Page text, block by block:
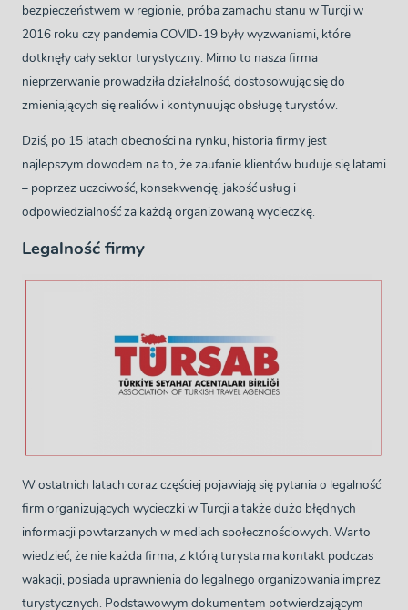
bezpieczeństwem w regionie, próba zamachu stanu w Turcji w
2016 roku czy pandemia COVID-19 były wyzwaniami, które
dotknęły cały sektor turystyczny. Mimo to nasza firma
nieprzerwanie prowadziła działalność, dostosowując się do
zmieniających się realiów i kontynuując obsługę turystów.
Dziś, po 15 latach obecności na rynku, historia firmy jest
najlepszym dowodem na to, że zaufanie klientów buduje się latami
– poprzez uczciwość, konsekwencję, jakość usług i
odpowiedzialność za każdą organizowaną wycieczkę.
Legalność firmy
W ostatnich latach coraz częściej pojawiają się pytania o legalność
firm organizujących wycieczki w Turcji a także dużo błędnych
informacji powtarzanych w mediach społecznościowych. Warto
wiedzieć, że nie każda firma, z którą turysta ma kontakt podczas
wakacji, posiada uprawnienia do legalnego organizowania imprez
turystycznych. Podstawowym dokumentem potwierdzającym